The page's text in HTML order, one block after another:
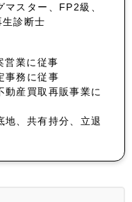
スター、FP2級、
診断士
営業に従事
事務に従事
動産買取再販事業に
地、共有持分、立退